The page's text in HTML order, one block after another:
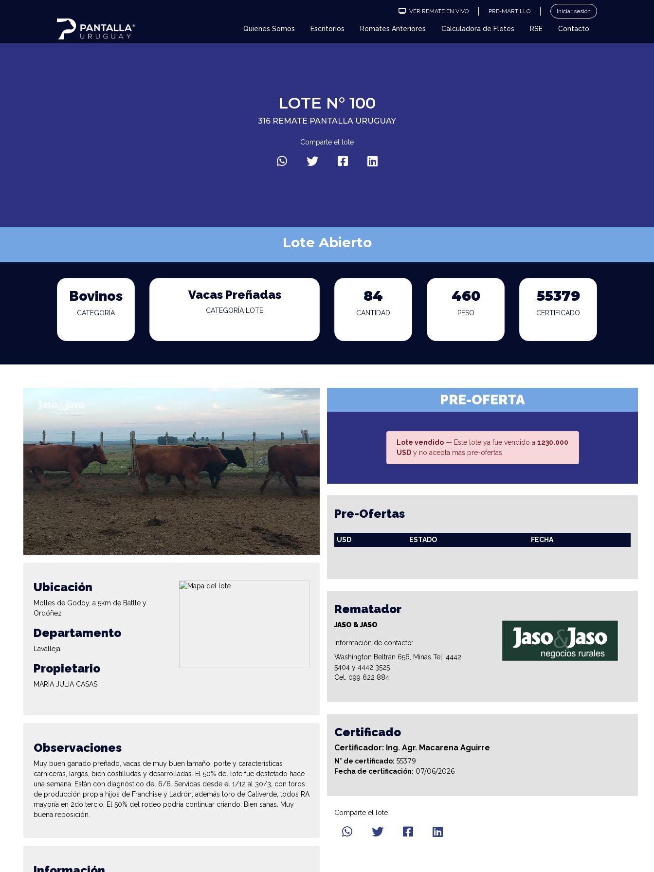
VER REMATE EN VIVO PRE-MARTILLO Iniciar sesión
Quienes Somos Escritorios Remates Anteriores Calculadora de Fletes RSE Contacto
LOTE N° 100
316 REMATE PANTALLA URUGUAY
Comparte el lote
Lote Abierto
Bovinos
CATEGORÍA
Vacas Preñadas
CATEGORÍA LOTE
84
CANTIDAD
460
PESO
55379
CERTIFICADO
Ubicación
Molles de Godoy, a 5km de Batlle y
Ordóñez
Departamento
Lavalleja
Propietario
MARÍA JULIA CASAS
Observaciones
Muy buen ganado preñado, vacas de muy buen tamaño, porte y características
carniceras, largas, bien costilludas y desarrolladas. El 50% del lote fue destetado hace
una semana. Están con diagnóstico del 6/6. Servidas desde el 1/12 al 30/3, con toros
de producción propia hijos de Franchise y Ladrón; además toro de Caliverde, todos RA
mayoría en 2do tercio. El 50% del rodeo podría continuar criando. Bien sanas. Muy
buena reposición.
PRE-OFERTA
Lote vendido— Este lote ya fue vendido a 1230.000
USDy no acepta más pre-ofertas.
Pre-Ofertas
USD ESTADO FECHA
Rematador
JASO & JASO
Información de contacto:
Washington Beltrán 656, Minas Tel. 4442
5404 y 4442 3525
Cel. 099 622 884
Certificado
Certificador: Ing. Agr. Macarena Aguirre
N° de certificado: 55379
Fecha de certificación: 07/06/2026
Comparte el lote